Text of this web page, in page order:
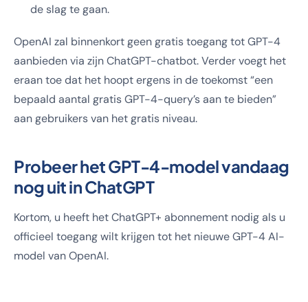
de slag te gaan.
OpenAI zal binnenkort geen gratis toegang tot GPT-4
aanbieden via zijn ChatGPT-chatbot. Verder voegt het
eraan toe dat het hoopt ergens in de toekomst “een
bepaald aantal gratis GPT-4-query’s aan te bieden”
aan gebruikers van het gratis niveau.
Probeer het GPT-4-model vandaag
nog uit in ChatGPT
Kortom, u heeft het ChatGPT+ abonnement nodig als u
officieel toegang wilt krijgen tot het nieuwe GPT-4 AI-
model van OpenAI.